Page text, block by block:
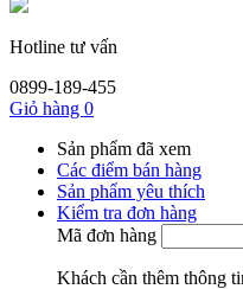
Hotline tư vấn
0899-189-455
Giỏ hàng 0
Sản phẩm đã xem
Các điểm bán hàng
Sản phẩm yêu thích
Kiểm tra đơn hàng
Mã đơn hàng
Khách cần thêm thông